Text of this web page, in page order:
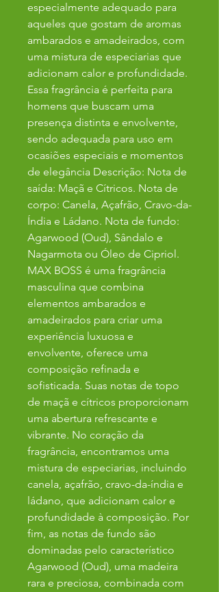
especialmente adequado para
aqueles que gostam de aromas
ambarados e amadeirados, com
uma mistura de especiarias que
adicionam calor e profundidade.
Essa fragrância é perfeita para
homens que buscam uma
presença distinta e envolvente,
sendo adequada para uso em
ocasiões especiais e momentos
de elegância Descrição: Nota de
saída: Maçã e Cítricos. Nota de
corpo: Canela, Açafrão, Cravo-da-
Índia e Ládano. Nota de fundo:
Agarwood (Oud), Sândalo e
Nagarmota ou Óleo de Cipriol.
MAX BOSS é uma fragrância
masculina que combina
elementos ambarados e
amadeirados para criar uma
experiência luxuosa e
envolvente, oferece uma
composição refinada e
sofisticada. Suas notas de topo
de maçã e cítricos proporcionam
uma abertura refrescante e
vibrante. No coração da
fragrância, encontramos uma
mistura de especiarias, incluindo
canela, açafrão, cravo-da-índia e
ládano, que adicionam calor e
profundidade à composição. Por
fim, as notas de fundo são
dominadas pelo característico
Agarwood (Oud), uma madeira
rara e preciosa, combinada com